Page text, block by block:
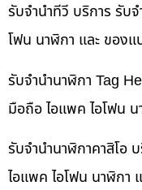
รับจำนำทีวี บริการ รับ
โฟน นาฬิกา และ ของ
รับจำนำนาฬิกา Tag
มือถือ ไอแพค ไอโฟน
รับจำนำนาฬิกาคาสิโอ
ไอแพค ไอโฟน นาฬิกา